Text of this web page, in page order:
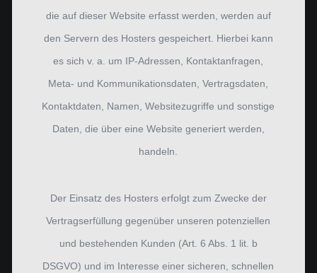
die auf dieser Website erfasst werden, werden auf
den Servern des Hosters gespeichert. Hierbei kann
es sich v. a. um IP-Adressen, Kontaktanfragen,
Meta- und Kommunikationsdaten, Vertragsdaten,
Kontaktdaten, Namen, Websitezugriffe und sonstige
Daten, die über eine Website generiert werden,
handeln.
Der Einsatz des Hosters erfolgt zum Zwecke der
Vertragserfüllung gegenüber unseren potenziellen
und bestehenden Kunden (Art. 6 Abs. 1 lit. b
DSGVO) und im Interesse einer sicheren, schnellen